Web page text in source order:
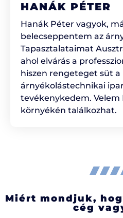
HANÁK PÉTER
Hanák Péter vagyok,
belecseppentem az
Tapasztalataimat
ahol elvárás a
hiszen rengeteget süt a
árnyékolástechnikai
tevékenykedem. Velem
környékén találkozhat.
Miért mondjuk,
cég